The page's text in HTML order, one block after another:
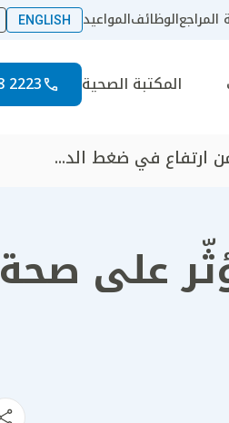
المراجعالوظائفالمواعيد ENGLISH
المكتبة الصحية 2223 8 800
ارتفاع في ضغط الد...
على صحة